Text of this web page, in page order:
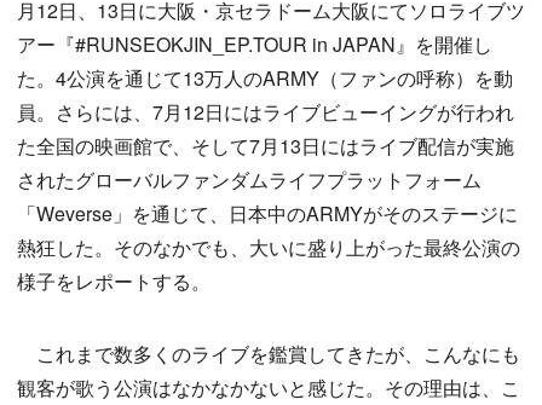
月12日、13日に大阪・京セラドーム大阪にてソロライブツ
アー『#RUNSEOKJIN_EP.TOUR in JAPAN』を開催し
た。4公演を通じて13万人のARMY（ファンの呼称）を動
員。さらには、7月12日にはライブビューイングが行われ
た全国の映画館で、そして7月13日にはライブ配信が実施
されたグローバルファンダムライフプラットフォーム
「Weverse」を通じて、日本中のARMYがそのステージに
熱狂した。そのなかでも、大いに盛り上がった最終公演の
様子をレポートする。
これまで数多くのライブを鑑賞してきたが、こんなにも
観客が歌う公演はなかなかないと感じた。その理由は、こ